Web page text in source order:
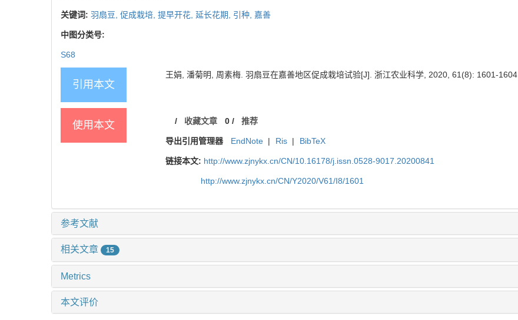
关键词: 羽扇豆, 促成栽培, 提早开花, 延长花期, 引种, 嘉善
中图分类号:
S68
引用本文
王娟, 潘菊明, 周素梅. 羽扇豆在嘉善地区促成栽培试验[J]. 浙江农业科学, 2020, 61(8): 1601-1604.
使用本文 / 收藏文章 0/ 推荐
导出引用管理器 EndNote | Ris | BibTeX
链接本文: http://www.zjnykx.cn/CN/10.16178/j.issn.0528-9017.20200841
http://www.zjnykx.cn/CN/Y2020/V61/I8/1601
参考文献
相关文章 15
Metrics
本文评价